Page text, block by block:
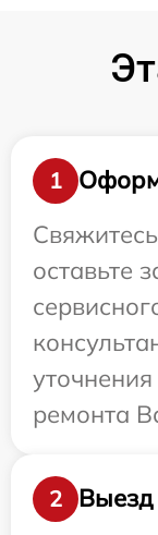
1
оставьте
ремонта
2
Выезд